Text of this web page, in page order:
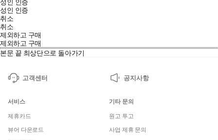
성인 인증
성인 인증
취소
취소
제외하고 구매
제외하고 구매
본문 끝 최상단으로 돌아가기
고객센터 공지사항
서비스
제휴카드
뷰어 다운로드
기타 문의
원고 투고
사업 제휴 문의